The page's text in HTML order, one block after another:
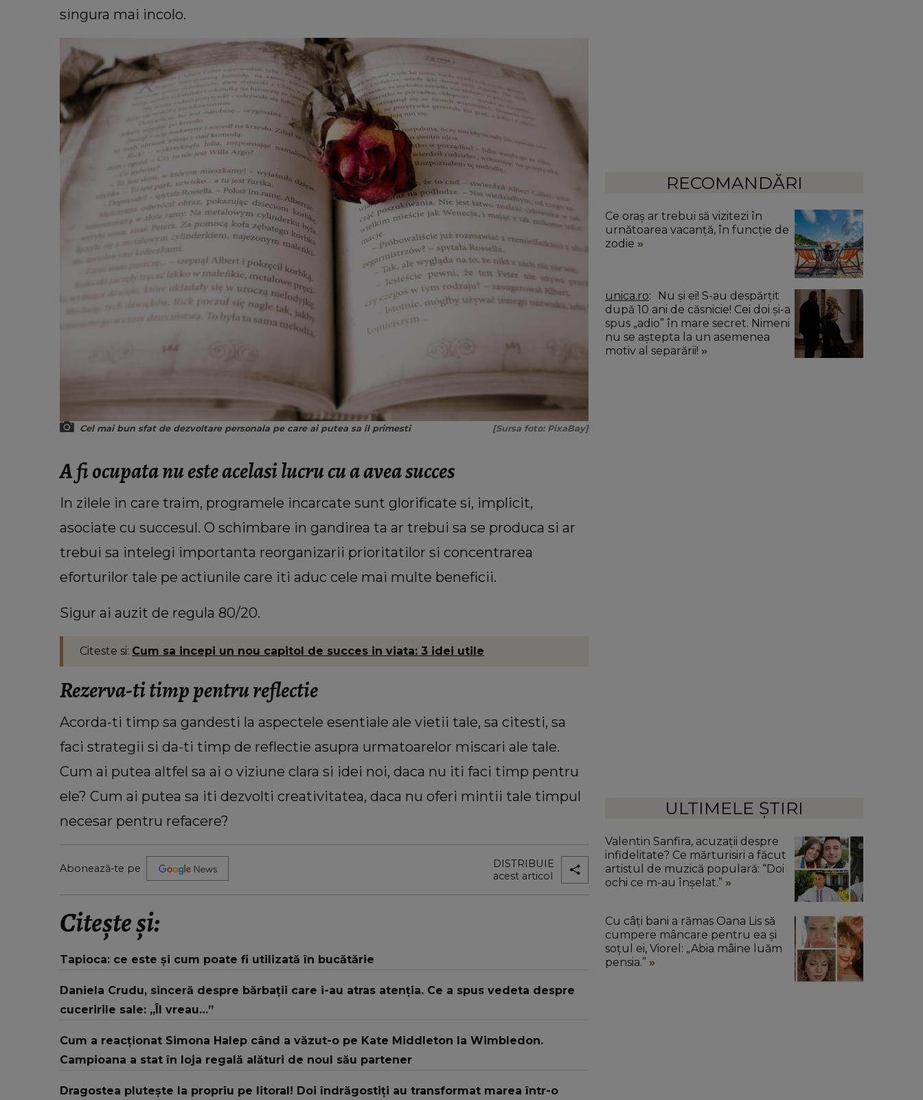
singura mai incolo.
Cel mai bun sfat de dezvoltare personala pe care ai putea sa il primesti [Sursa foto: PixaBay]
A fi ocupata nu este acelasi lucru cu a avea succes
In zilele in care traim, programele incarcate sunt glorificate si, implicit,
asociate cu succesul. O schimbare in gandirea ta ar trebui sa se produca si ar
trebui sa intelegi importanta reorganizarii prioritatilor si concentrarea
eforturilor tale pe actiunile care iti aduc cele mai multe beneficii.
Sigur ai auzit de regula 80/20.
Citeste si: Cum sa incepi un nou capitol de succes in viata: 3 idei utile
Rezerva-ti timp pentru reflectie
Acorda-ti timp sa gandesti la aspectele esentiale ale vietii tale, sa citesti, sa
faci strategii si da-ti timp de reflectie asupra urmatoarelor miscari ale tale.
Cum ai putea altfel sa ai o viziune clara si idei noi, daca nu iti faci timp pentru
ele? Cum ai putea sa iti dezvolti creativitatea, daca nu oferi mintii tale timpul
necesar pentru refacere?
Abonează-te pe
DISTRIBUIE
acest articol
Citește și:
Tapioca: ce este și cum poate fi utilizată în bucătărie
Daniela Crudu, sinceră despre bărbații care i-au atras atenția. Ce a spus vedeta despre
cuceririle sale: „Îl vreau…”
Cum a reacționat Simona Halep când a văzut-o pe Kate Middleton la Wimbledon.
Campioana a stat în loja regală alături de noul său partener
Dragostea plutește la propriu pe litoral! Doi îndrăgostiți au transformat marea într-o
RECOMANDĂRI
Ce oraș ar trebui să vizitezi în
urnătoarea vacanță, în funcție de
zodie
unica.ro
după 10 ani de căsnicie! Cei doi și-a
spus „adio” în mare secret. Nimeni
nu se aștepta la un asemenea
motiv al separării!
ULTIMELE ȘTIRI
Valentin Sanfira, acuzații despre
infidelitate? Ce mărturisiri a făcut
artistul de muzică populară: “Doi
ochi ce m-au înșelat.”
Cu câți bani a rămas Oana Lis să
cumpere mâncare pentru ea și
soțul ei, Viorel: „Abia mâine luăm
pensia.”